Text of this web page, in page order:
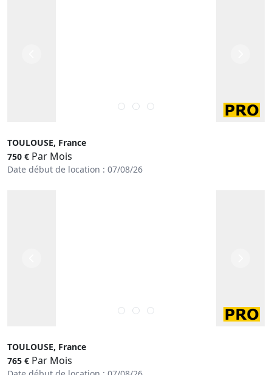
TOULOUSE, France
750 € Par Mois
Date début de location : 07/08/26
TOULOUSE, France
765 € Par Mois